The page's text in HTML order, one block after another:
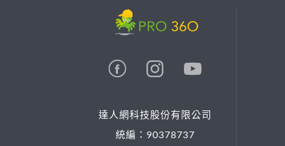
達人網科技股份有限公司
統編：90378737